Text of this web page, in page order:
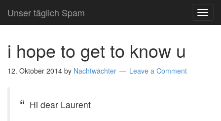
Unser täglich Spam
i hope to get to know u
12. Oktober 2014 by Nachtwächter Leave a Comment
Hi dear Laurent